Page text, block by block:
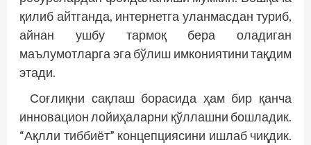
қилиб айтганда, интернетга уланмасдан туриб,
айнан ушбу тармоқ бера оладиган
маълумотларга эга бўлиш имкониятини тақдим
этади.
Соғлиқни сақлаш борасида ҳам бир қанча
инновацион лойиҳаларни қўллашни бошладик.
“Ақлли тиббиёт” концепциясини ишлаб чиқдик.